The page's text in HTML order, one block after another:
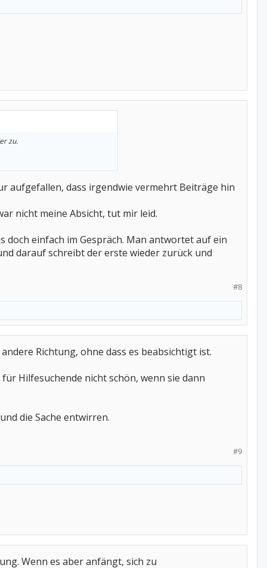
zu.
aufgefallen, dass irgendwie vermehrt Beiträge hin
nicht meine Absicht, tut mir leid.
doch einfach im Gespräch. Man antwortet auf ein
darauf schreibt der erste wieder zurück und
#8
Richtung, ohne dass es beabsichtigt ist.
Hilfesuchende nicht schön, wenn sie dann
die Sache entwirren.
#9
Wenn es aber anfängt, sich zu